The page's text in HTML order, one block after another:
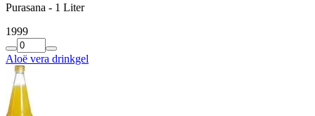
Purasana - 1 Liter
1999
Aloë vera drinkgel